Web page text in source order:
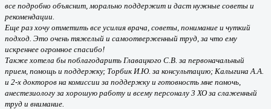
все подробно объяснит, морально поддержит и даст нужные советы и
рекомендации.
Еще раз хочу отметить все усилия врача, советы, понимание и чуткий
подход. Это очень тяжелый и самоотверженный труд, за что ему
искреннее огромное спасибо!
Также хотела бы поблагодарить Главацкого С.В. за первоначальный
прием, помощь и поддержку; Торбик И.Ю. за консультацию; Калыгина А.А.
и 2-х докторов на комиссии за поддержку и готовность мне помочь,
анестезиологу за хорошую работу и всему персоналу 3 ХО за слаженный
труд и внимание.